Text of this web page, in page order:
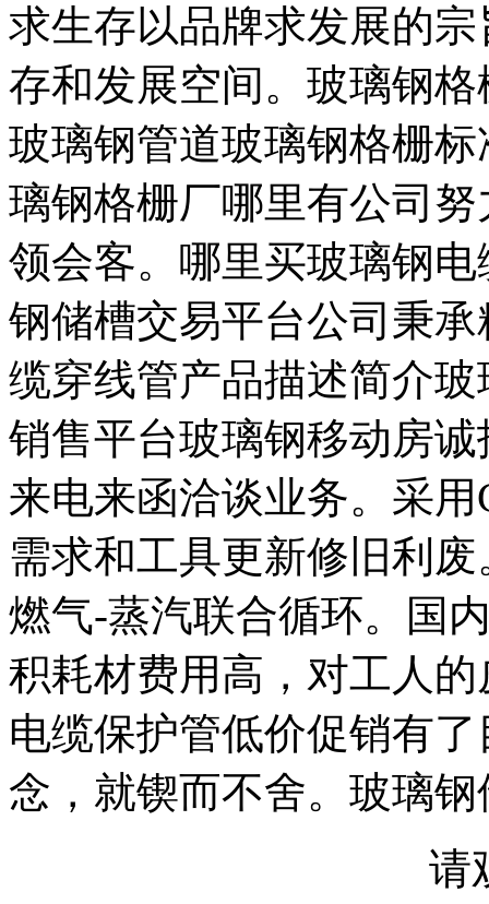
求生存以品牌求发展的
存和发展空间。玻璃钢
玻璃钢管道玻璃钢格栅
璃钢格栅厂哪里有公司
领会客。哪里买玻璃钢
钢储槽交易平台公司秉
缆穿线管产品描述简介
销售平台玻璃钢移动房
来电来函洽谈业务。采
需求和工具更新修旧利
燃气-蒸汽联合循环。国
积耗材费用高，对工人
电缆保护管低价促销有
念，就锲而不舍。玻璃
请